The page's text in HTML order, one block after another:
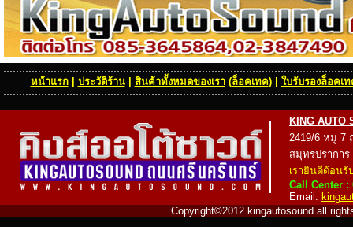
หน้าแรก| ประวัติร้าน| สินค้าทั้งหมดของเรา(ล็อคเทค) | ใบรับรองล็อคเ
KING AUTO
2419/6 หมู่ 7
สมุทรปราการ
เรายินดีต้อน
Call Center :
Email:
Copyright©2012 kingautosound all